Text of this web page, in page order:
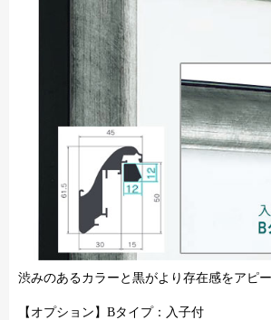
渋みのあるカラーと黒がより存在感をアピ
【オプション】Bタイプ：入子付